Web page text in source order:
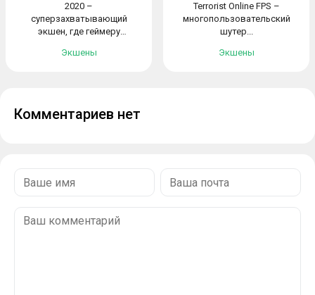
2020 –
суперзахватывающий
экшен, где геймеру
Экшены
Terrorist Online FPS –
многопользовательский
шутер...
Экшены
Комментариев нет